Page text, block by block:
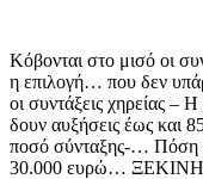
Κόβονται στο μισό οι
η επιλογή… που δεν
οι συντάξεις χηρείας –
δουν αυξήσεις έως και
ποσό σύνταξης-… Πόση
30.000 ευρώ…